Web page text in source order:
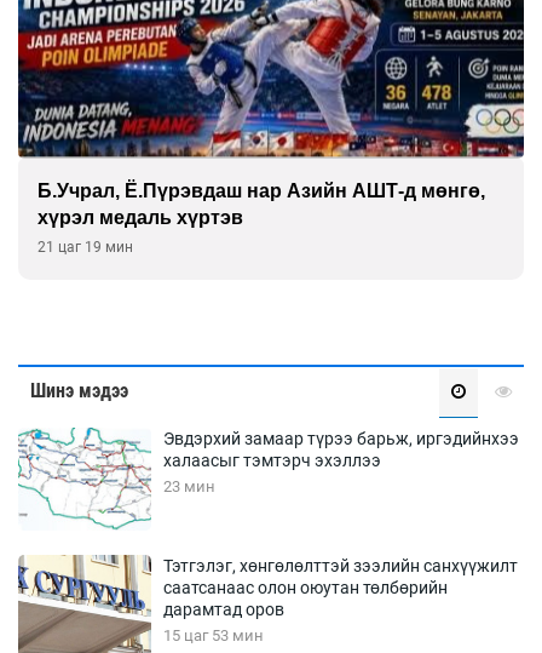
Б.Учрал, Ё.Пүрэвдаш нар Азийн АШТ-д мөнгө,
хүрэл медаль хүртэв
21 цаг 19 мин
Шинэ мэдээ
Эвдэрхий замаар түрээ барьж, иргэдийнхээ
халаасыг тэмтэрч эхэллээ
23 мин
Тэтгэлэг, хөнгөлөлттэй зээлийн санхүүжилт
саатсанаас олон оюутан төлбөрийн
дарамтад оров
15 цаг 53 мин